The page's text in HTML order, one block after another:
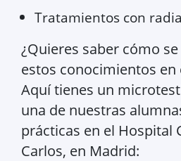
Tratamientos con
¿Quieres saber cómo
estos conocimientos en
Aquí tienes un
una de nuestras
prácticas en el Hospital
Carlos, en Madrid: